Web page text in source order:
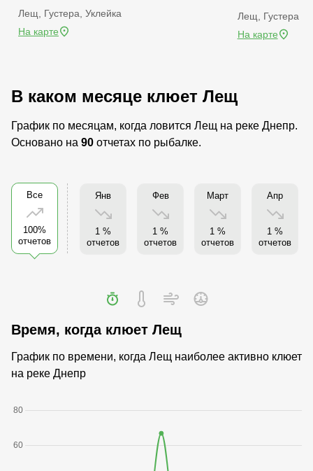
Лещ, Густера, Уклейка
На карте
Лещ, Густера
На карте
В каком месяце клюет Лещ
График по месяцам, когда ловится Лещ на реке Днепр.
Основано на 90 отчетах по рыбалке.
Все
100%
отчетов
Янв
1 %
отчетов
Фев
1 %
отчетов
Март
1 %
отчетов
Апр
1 %
отчетов
Время, когда клюет Лещ
График по времени, когда Лещ наиболее активно клюет
на реке Днепр